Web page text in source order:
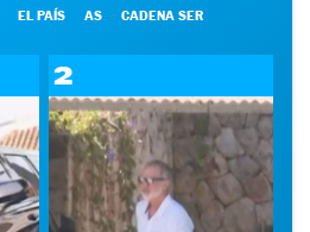
EL PAÍS AS CADENA SER
2